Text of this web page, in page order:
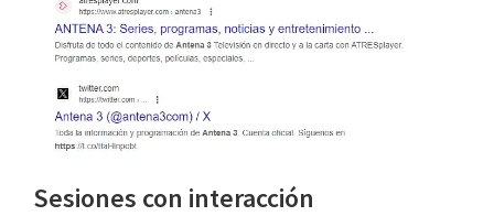
Sesiones con interacción